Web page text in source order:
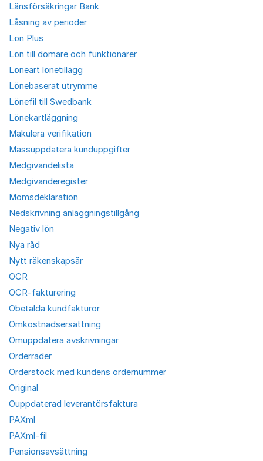
Länsförsäkringar Bank
Låsning av perioder
Lön Plus
Lön till domare och funktionärer
Löneart lönetillägg
Lönebaserat utrymme
Lönefil till Swedbank
Lönekartläggning
Makulera verifikation
Massuppdatera kunduppgifter
Medgivandelista
Medgivanderegister
Momsdeklaration
Nedskrivning anläggningstillgång
Negativ lön
Nya råd
Nytt räkenskapsår
OCR
OCR-fakturering
Obetalda kundfakturor
Omkostnadsersättning
Omuppdatera avskrivningar
Orderrader
Orderstock med kundens ordernummer
Original
Ouppdaterad leverantörsfaktura
PAXml
PAXml-fil
Pensionsavsättning